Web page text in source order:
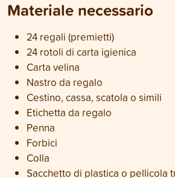
Materiale necessario
24 regali (premietti)
24 rotoli di carta igienica
Carta velina
Nastro da regalo
Cestino, cassa, scatola o simili
Etichetta da regalo
Penna
Forbici
Colla
Sacchetto di plastica o pellicola